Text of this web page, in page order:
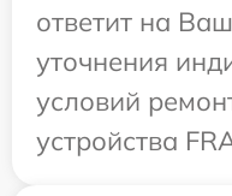
ответит на
уточнения
условий
устройства